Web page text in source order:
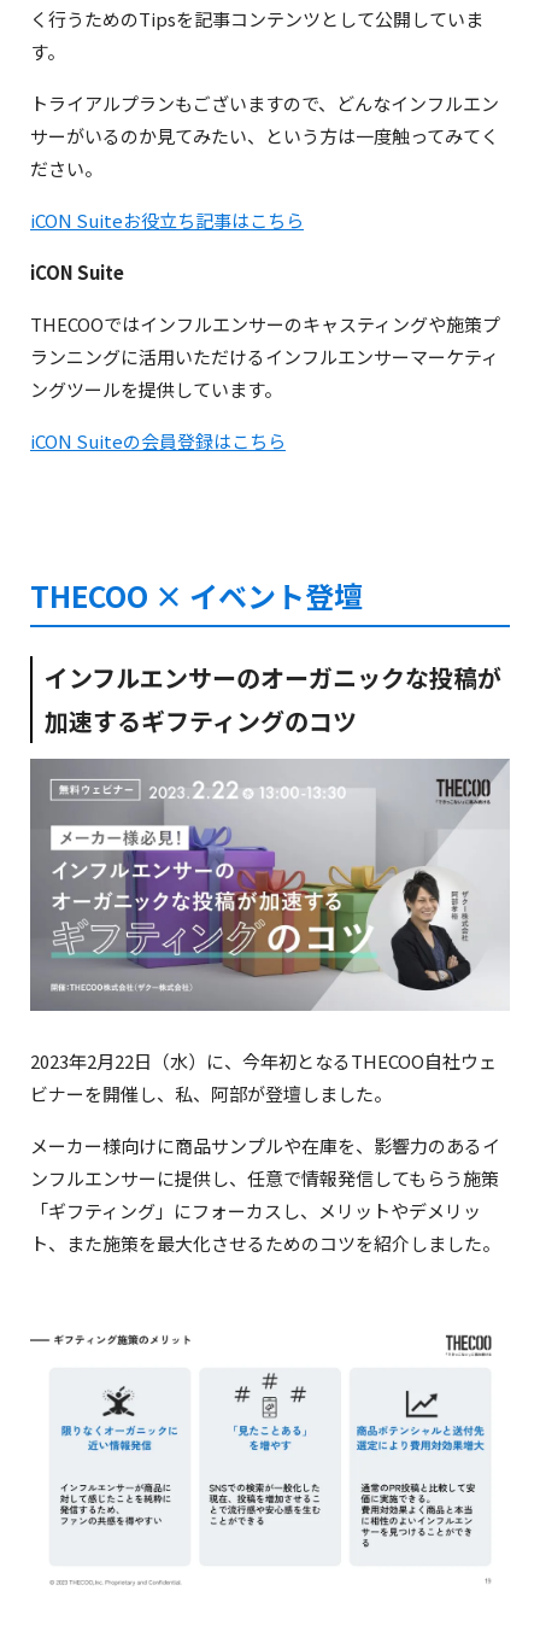
く行うためのTipsを記事コンテンツとして公開していま
す。
トライアルプランもございますので、どんなインフルエン
サーがいるのか見てみたい、という方は一度触ってみてく
ださい。
iCON Suiteお役立ち記事はこちら
iCON Suite
THECOOではインフルエンサーのキャスティングや施策プ
ランニングに活用いただけるインフルエンサーマーケティ
ングツールを提供しています。
iCON Suiteの会員登録はこちら
THECOO × イベント登壇
インフルエンサーのオーガニックな投稿が
加速するギフティングのコツ
2023年2月22日（水）に、今年初となるTHECOO自社ウェ
ビナーを開催し、私、阿部が登壇しました。
メーカー様向けに商品サンプルや在庫を、影響力のあるイ
ンフルエンサーに提供し、任意で情報発信してもらう施策
「ギフティング」にフォーカスし、メリットやデメリッ
ト、また施策を最大化させるためのコツを紹介しました。